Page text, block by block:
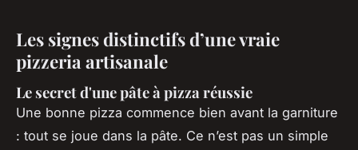
Les signes distinctifs d’une vraie
pizzeria artisanale
Le secret d'une pâte à pizza réussie
Une bonne pizza commence bien avant la garniture
: tout se joue dans la pâte. Ce n’est pas un simple